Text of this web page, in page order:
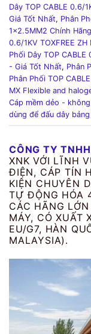
Dây TOP CABLE 0.6/
Giá Tốt Nhất, Phân
1x2.5MM2 Chính
0.6/1KV TOXFREE
Phối Dây TOP CABLE
- Giá Tốt Nhất, Phân
Phân Phối TOP
MX Flexible and
Cáp mềm dẻo -
dùng để đấu dây bảng
CÔNG TY
XNK VỚI LĨNH
ĐIỆN, CÁP TÍN
KIỆN CHUYÊN
TỰ ĐỘNG HÓA
CÁC HÃNG
MÁY, CÓ XUẤT
EU/G7, HÀN
MALAYSIA).